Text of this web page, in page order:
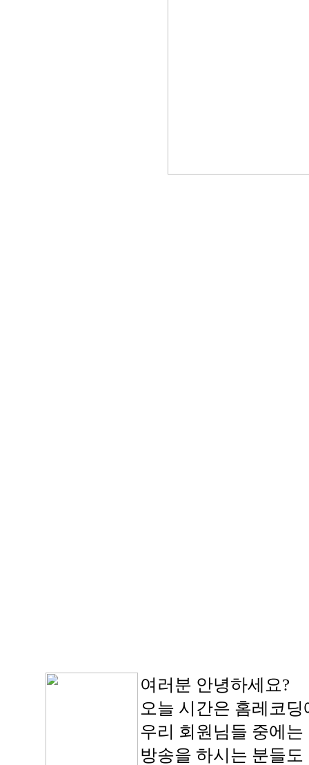
여러분 안녕하세요?
오늘 시간은 홈레코
우리 회원님들 중에
방송을 하시는 분들